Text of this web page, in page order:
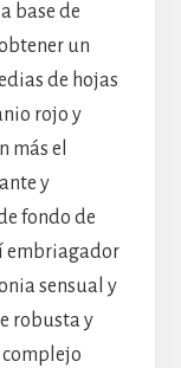
base de
un
de hojas
rojo y
más el
y
fondo de
embriagador
sensual y
robusta y
complejo